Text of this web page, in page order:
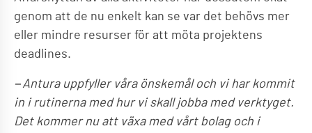
genom att de nu enkelt kan se var det behövs mer
eller mindre resurser för att möta projektens
deadlines.
−Antura uppfyller våra önskemål och vi har kommit
in i rutinerna med hur vi skall jobba med verktyget.
Det kommer nu att växa med vårt bolag och i